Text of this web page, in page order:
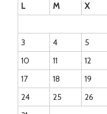
L
M X
3
4 5
10
11 12
17
18 19
24
25 26